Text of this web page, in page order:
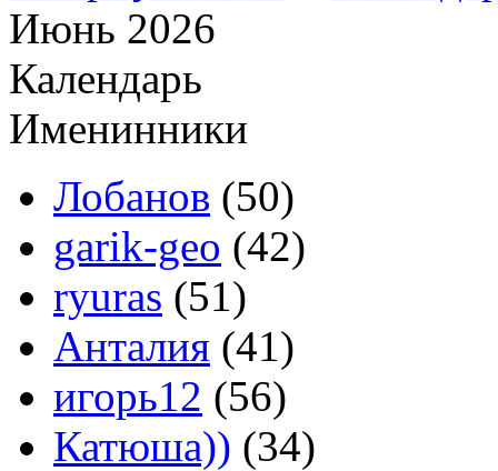
Июнь 2026
Календарь
Именинники
Лобанов (50)
garik-geo (42)
ryuras (51)
Анталия (41)
игорь12 (56)
Катюша)) (34)